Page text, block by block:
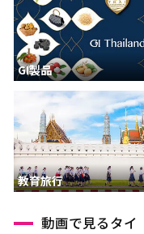
GI製品
教育旅行
動画で見るタイ